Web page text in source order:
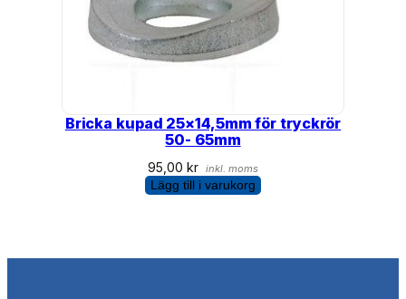
Bricka kupad 25×14,5mm för tryckrör
50- 65mm
95,00 kr inkl. moms
Lägg till i varukorg